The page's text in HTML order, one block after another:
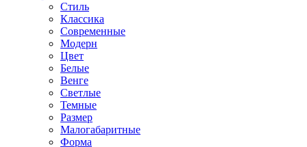
Стиль
Классика
Современные
Модерн
Цвет
Белые
Венге
Светлые
Темные
Размер
Малогабаритные
Форма